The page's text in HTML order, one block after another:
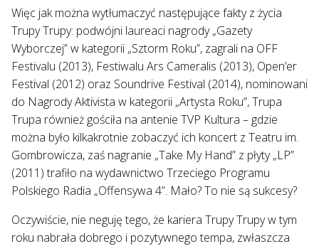
Więc jak można wytłumaczyć następujące fakty z życia
Trupy Trupy: podwójni laureaci nagrody „Gazety
Wyborczej” w kategorii „Sztorm Roku”, zagrali na OFF
Festivalu (2013), Festiwalu Ars Cameralis (2013), Open’er
Festival (2012) oraz Soundrive Festival (2014), nominowani
do Nagrody Aktivista w kategorii „Artysta Roku”, Trupa
Trupa również gościła na antenie TVP Kultura – gdzie
można było kilkakrotnie zobaczyć ich koncert z Teatru im.
Gombrowicza, zaś nagranie „Take My Hand” z płyty „LP”
(2011) trafiło na wydawnictwo Trzeciego Programu
Polskiego Radia „Offensywa 4”. Mało? To nie są sukcesy?
Oczywiście, nie neguję tego, że kariera Trupy Trupy w tym
roku nabrała dobrego i pozytywnego tempa, zwłaszcza